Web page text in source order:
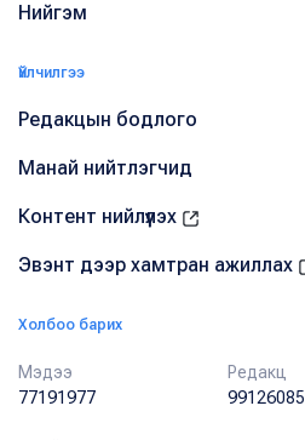
Нийгэм
Үйлчилгээ
Редакцын бодлого
Манай нийтлэгчид
Контент нийлүүлэх
Эвэнт дээр хамтран ажиллах
Холбоо барих
Мэдээ
77191977
Редакц
99126085